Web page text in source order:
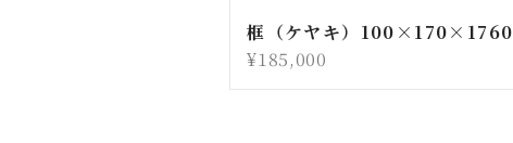
框（ケヤキ）100×170×1760
¥185,000